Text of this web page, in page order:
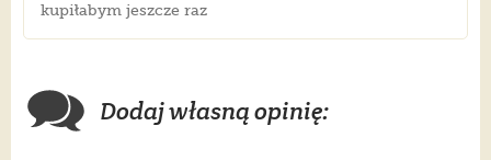
kupiłabym jeszcze raz
Dodaj własną opinię: